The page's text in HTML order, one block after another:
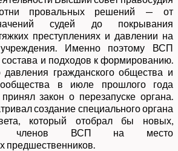
провальных решений — от
судей до покрывания
преступлениях и давлении на
Именно поэтому ВСП
и подходов к формированию.
давления гражданского общества и
в июле прошлого года
закон о перезапуске органа.
создание специального органа
который отобрал бы новых,
членов ВСП на место
предшественников.